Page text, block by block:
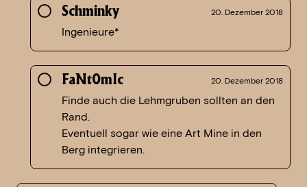
Schminky 20. Dezember 2018
Ingenieure*
FaNt0mIc 20. Dezember 2018
Finde auch die Lehmgruben sollten an den
Rand.
Eventuell sogar wie eine Art Mine in den
Berg integrieren.